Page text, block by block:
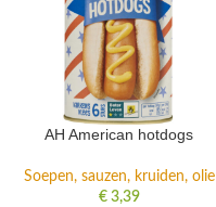
AH American hotdogs
Soepen, sauzen, kruiden, olie
€3,39